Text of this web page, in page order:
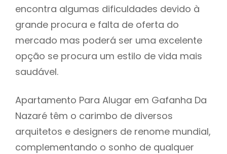
encontra algumas dificuldades devido à
grande procura e falta de oferta do
mercado mas poderá ser uma excelente
opção se procura um estilo de vida mais
saudável.
Apartamento Para Alugar em Gafanha Da
Nazaré têm o carimbo de diversos
arquitetos e designers de renome mundial,
complementando o sonho de qualquer